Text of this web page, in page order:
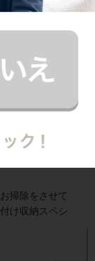
トの声
掃除をさせて
け収納スペシ